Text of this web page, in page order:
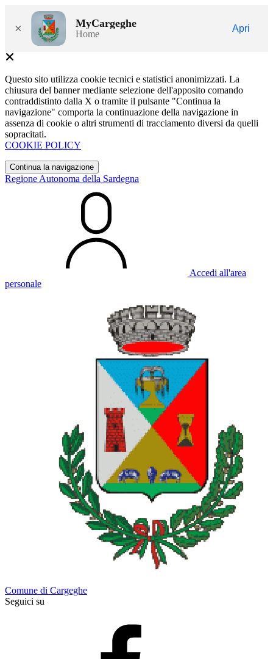
× MyCargeghe
Home
Apri
Questo sito utilizza cookie tecnici e statistici anonimizzati. La
chiusura del banner mediante selezione dell'apposito comando
contraddistinto dalla X o tramite il pulsante "Continua la
navigazione" comporta la continuazione della navigazione in
assenza di cookie o altri strumenti di tracciamento diversi da quelli
sopracitati.
COOKIE POLICY
Continua la navigazione
Regione Autonoma della Sardegna
Accedi all'area
personale
Comune di Cargeghe
Seguici su